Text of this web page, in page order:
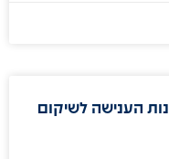
הענישה לשיקום